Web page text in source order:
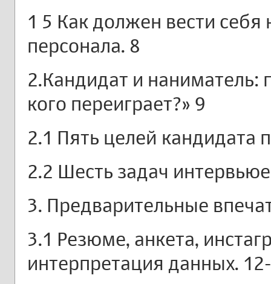
1 5 Как должен вести
персонала. 8
2.Кандидат и наниматель:
кого переиграет?» 9
2.1 Пять целей кандидата
2.2 Шесть задач
3. Предварительные
3.1 Резюме, анкета,
интерпретация данных.